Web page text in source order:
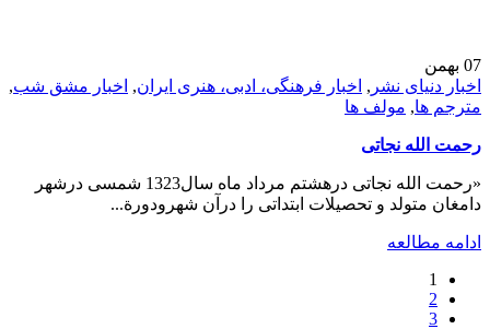
07 بهمن
اخبار دنیای نشر , اخبار فرهنگی، ادبی، هنری ایران, اخبار مشق شب,
مترجم ها, مولف ها
رحمت الله نجاتی
«رحمت الله نجاتی درهشتم مرداد ماه سال1323 شمسی درشهر
دامغان متولد و تحصیلات ابتداتی را درآن شهرودورة...
ادامه مطالعه
1
2
3